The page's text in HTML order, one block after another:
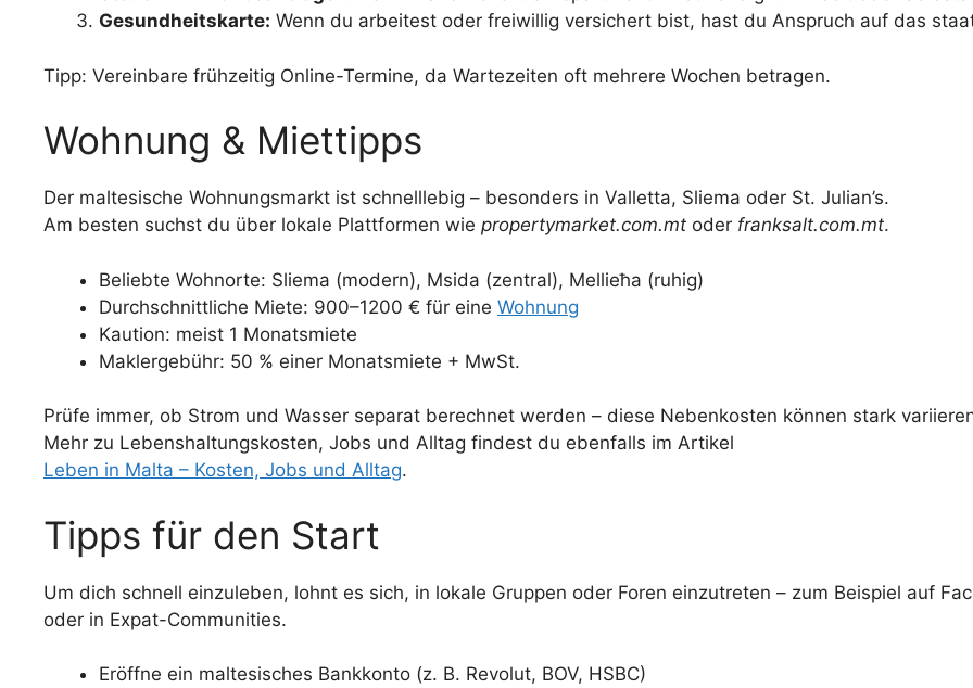
Gesundheitskarte: Wenn du arbeitest oder freiwillig versichert bist, hast du Anspruch auf das
Tipp: Vereinbare frühzeitig Online-Termine, da Wartezeiten oft mehrere Wochen betragen.
Wohnung & Miettipps
Der maltesische Wohnungsmarkt ist schnelllebig – besonders in Valletta, Sliema oder St. Julian’s.
Am besten suchst du über lokale Plattformen wie propertymarket.com.mt oder franksalt.com.mt.
Beliebte Wohnorte: Sliema (modern), Msida (zentral), Mellieħa (ruhig)
Durchschnittliche Miete: 900–1200 € für eine Wohnung
Kaution: meist 1 Monatsmiete
Maklergebühr: 50 % einer Monatsmiete + MwSt.
Prüfe immer, ob Strom und Wasser separat berechnet werden – diese Nebenkosten können stark
Mehr zu Lebenshaltungskosten, Jobs und Alltag findest du ebenfalls im Artikel
Leben in Malta – Kosten, Jobs und Alltag.
Tipps für den Start
Um dich schnell einzuleben, lohnt es sich, in lokale Gruppen oder Foren einzutreten – zum Beispiel auf
oder in Expat-Communities.
Eröffne ein maltesisches Bankkonto (z. B. Revolut, BOV, HSBC)